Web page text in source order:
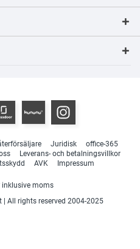
Juridisk
office-365
Leverans- och betalningsvillkor
AVK Impressum
inklusive moms
All rights reserved 2004-2025